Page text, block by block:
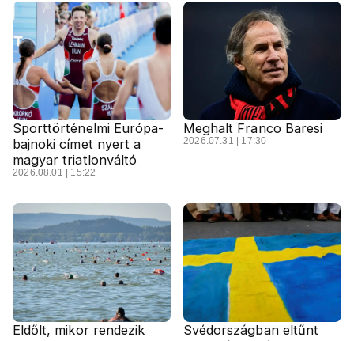
Sporttörténelmi Európa-
bajnoki címet nyert a
magyar triatlonváltó
2026.08.01 | 15:22
Meghalt Franco Baresi
2026.07.31 | 17:30
Eldőlt, mikor rendezik
Svédországban eltűnt